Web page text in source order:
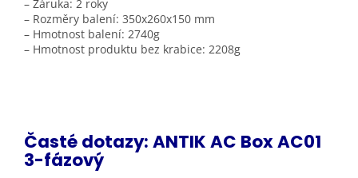
– Záruka: 2 roky
– Rozměry balení: 350x260x150 mm
– Hmotnost balení: 2740g
– Hmotnost produktu bez krabice: 2208g
Časté dotazy: ANTIK AC Box AC01
3-fázový